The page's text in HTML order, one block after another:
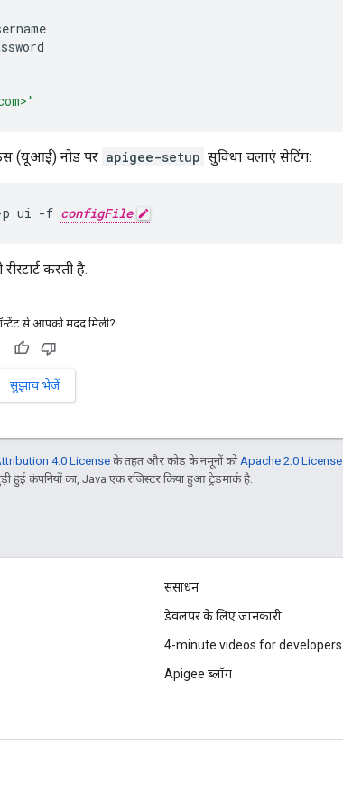
(यूआई) नोड पर apigee-setup सुविधा चलाएं सेटिंग:
-p ui -f configFile
करती है.
से आपको मदद मिली?
सुझाव भेजें
4.0 Licenseके तहत और कोड के नमूनों कोApache 2.0 License
कंपनियों का, Java एक रजिस्टर किया हुआ ट्रेडमार्क है.
संसाधन
डेवलपर के लिए जानकारी
4-minute videos for developers
Apigee ब्लॉग